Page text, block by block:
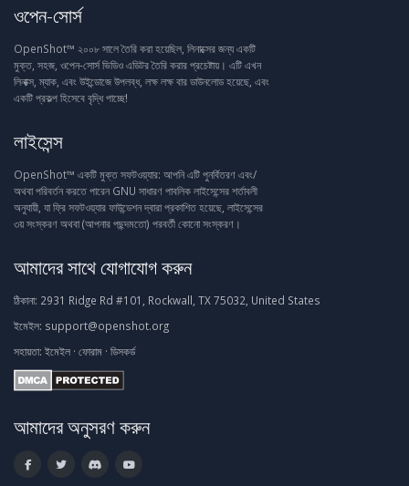
ওপেন-সোর্স
OpenShot™ ২০০৮ সালে তৈরি করা হয়েছিল, লিনাক্সের জন্য একটি
মুক্ত, সহজ, ওপেন-সোর্স ভিডিও এডিটর তৈরি করার প্রচেষ্টায়। এটি এখন
লিনাক্স, ম্যাক, এবং উইন্ডোজে উপলব্ধ, লক্ষ লক্ষ বার ডাউনলোড হয়েছে, এবং
একটি প্রকল্প হিসেবে বৃদ্ধি পাচ্ছে!
লাইসেন্স
OpenShot™ একটি মুক্ত সফটওয়্যার: আপনি এটি পুনর্বিতরণ এবং/
অথবা পরিবর্তন করতে পারেন GNU সাধারণ পাবলিক লাইসেন্সের শর্তাবলী
অনুযায়ী, যা ফ্রি সফটওয়্যার ফাউন্ডেশন দ্বারা প্রকাশিত হয়েছে, লাইসেন্সের
৩য় সংস্করণ অথবা (আপনার পছন্দমতো) পরবর্তী কোনো সংস্করণ।
আমাদের সাথে যোগাযোগ করুন
ঠিকানা: 2931 Ridge Rd #101, Rockwall, TX 75032, United States
ইমেইল: support@openshot.org
সহায়তা: ইমেইল · ফোরাম · ডিসকর্ড
আমাদের অনুসরণ করুন